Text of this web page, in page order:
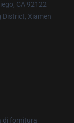
CA 92122
District, Xiamen
di fornitura